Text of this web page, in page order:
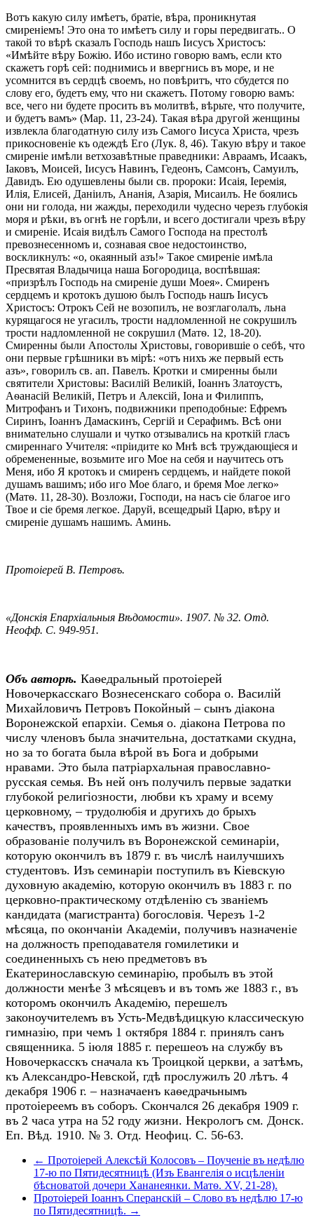
Вотъ какую силу имѣетъ, братіе, вѣра, проникнутая
смиреніемъ! Это она то имѣетъ силу и горы передвигать.. О
такой то вѣрѣ сказалъ Господь нашъ Iисусъ Христосъ:
«Имѣйте вѣру Божію. Ибо истино говорю вамъ, если кто
скажетъ горѣ сей: поднимись и ввергнись въ море, и не
усомнится въ сердцѣ своемъ, но повѣритъ, что сбудется по
слову его, будетъ ему, что ни скажетъ. Потому говорю вамъ:
все, чего ни будете просить въ молитвѣ, вѣрьте, что получите,
и будетъ вамъ» (Мар. 11, 23-24). Такая вѣра другой женщины
извлекла благодатную силу изъ Самого Iисуса Христа, чрезъ
прикосновеніе къ одеждѣ Его (Лук. 8, 46). Такую вѣру и такое
смиреніе имѣли ветхозавѣтные праведники: Авраамъ, Исаакъ,
Іаковъ, Моисей, Іисусъ Навинъ, Гедеонъ, Самсонъ, Самуилъ,
Давидъ. Ею одушевлены были св. пророки: Исаія, Іеремія,
Илія, Елисей, Даніилъ, Ананія, Азарія, Мисаилъ. Не боялись
они ни голода, ни жажды, переходили чудесно черезъ глубокія
моря и рѣки, въ огнѣ не горѣли, и всего достигали чрезъ вѣру
и смиреніе. Исаія видѣлъ Самого Господа на престолѣ
превознесенномъ и, сознавая свое недостоинство,
воскликнулъ: «о, окаянный азъ!» Такое смиреніе имѣла
Пресвятая Владычица наша Богородица, воспѣвшая:
«призрѣлъ Господь на смиреніе души Моея». Смиренъ
сердцемъ и кротокъ душою былъ Господь нашъ Iисусъ
Христосъ: Отрокъ Сей не возопилъ, не возглаголалъ, льна
курящагося не угасилъ, трости надломленной не сокрушилъ
трости надломленной не сокрушил (Матѳ. 12, 18-20).
Смиренны были Апостолы Христовы, говорившіе о себѣ, что
они первые грѣшники въ мірѣ: «отъ нихъ же первый есть
азъ», говорилъ св. ап. Павелъ. Кротки и смиренны были
святители Христовы: Василій Великій, Іоаннъ Златоустъ,
Аѳанасій Великій, Петръ и Алексій, Іона и Филиппъ,
Митрофанъ и Тихонъ, подвижники преподобные: Ефремъ
Сиринъ, Іоаннъ Дамаскинъ, Сергій и Серафимъ. Всѣ они
внимательно слушали и чутко отзывались на кроткій гласъ
смиреннаго Учителя: «пріидите ко Мнѣ всѣ труждающіеся и
обремененные, возьмите иго Мое на себя и научитесь отъ
Меня, ибо Я кротокъ и смиренъ сердцемъ, и найдете покой
душамъ вашимъ; ибо иго Мое благо, и бремя Мое легко»
(Матѳ. 11, 28-30). Возложи, Господи, на насъ сіе благое иго
Твое и сіе бремя легкое. Даруй, всещедрый Царю, вѣру и
смиреніе душамъ нашимъ. Аминь.
Протоіерей В. Петровъ.
«Донскія Епархіальныя Вѣдомости». 1907. № 32. Отд.
Неофф. С. 949-951.
Объ авторѣ. Каѳедральный протоіерей
Новочеркасскаго Вознесенскаго собора о. Василій
Михайловичъ Петровъ Покойный – сынъ діакона
Воронежской епархіи. Семья о. діакона Петрова по
числу членовъ была значительна, достатками скудна,
но за то богата была вѣрой въ Бога и добрыми
нравами. Это была патріархальная православно-
русская семья. Въ ней онъ получилъ первые задатки
глубокой религіозности, любви къ храму и всему
церковному, – трудолюбія и другихъ до брыхъ
качествъ, проявленныхъ имъ въ жизни. Свое
образованіе получилъ въ Воронежской семинаріи,
которую окончилъ въ 1879 г. въ числѣ наилучшихъ
стyдентовъ. Изъ семинаріи поступилъ въ Кіевскую
духовную академію, которую окончилъ въ 1883 г. по
церковно-практическому отдѣленію съ званіемъ
кандидата (магистранта) богословія. Черезъ 1-2
мѣсяца, по окончаніи Академіи, получивъ назначеніе
на должность преподавателя гомилетики и
соединенныхъ съ нею предметовъ въ
Екатеринославскую семинарію, пробылъ въ этой
должности менѣе 3 мѣсяцевъ и въ томъ же 1883 г., въ
которомъ окончилъ Академію, перешелъ
законоучителемъ въ Усть-Медвѣдицкую классическую
гимназію, при чемъ 1 октября 1884 г. принялъ санъ
священника. 5 іюля 1885 г. перешеоъ на службу въ
Новочеркасскъ сначала къ Троицкой церкви, a затѣмъ,
къ Александро-Невской, гдѣ прослужилъ 20 лѣтъ. 4
декабря 1906 г. – назначаенъ каѳедрачьнымъ
протоіереемъ въ соборъ. Скончался 26 декабря 1909 г.
въ 2 часа утра на 52 году жизни. Некрологъ см. Донск.
Еп. Вѣд. 1910. № 3. Отд. Неофиц. С. 56-63.
← Протоіерей Алексѣй Колосовъ – Поученіе въ недѣлю
17-ю по Пятидесятницѣ (Изъ Евангелія о исцѣленіи
бѣсноватой дочери Хананеянки. Матѳ. XV, 21-28).
Протоіерей Іоаннъ Сперанскій – Слово въ недѣлю 17-ю
по Пятидесятницѣ. →